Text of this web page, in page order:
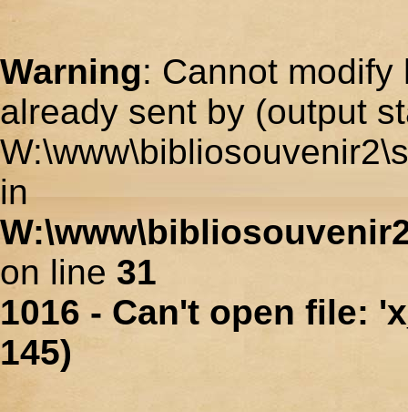
Warning: Cannot
already sent by (output
in
on line 31
1016 - Can't open file:
145)